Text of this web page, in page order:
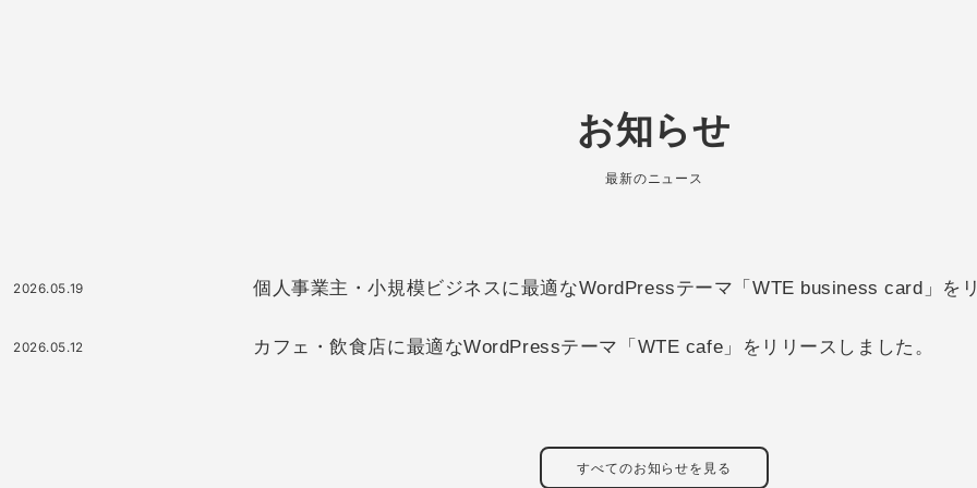
お知らせ
最新のニュース
2026.05.19 個人事業主・小規模ビジネスに最適なWordPressテーマ「WTE business card」を
2026.05.12 カフェ・飲食店に最適なWordPressテーマ「WTE cafe」をリリースしました。
すべてのお知らせを見る